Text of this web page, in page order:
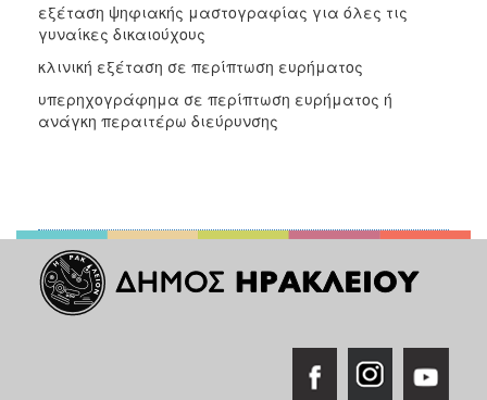
εξέταση ψηφιακής μαστογραφίας για όλες τις
γυναίκες δικαιούχους
κλινική εξέταση σε περίπτωση ευρήματος
υπερηχογράφημα σε περίπτωση ευρήματος ή
ανάγκη περαιτέρω διεύρυνσης